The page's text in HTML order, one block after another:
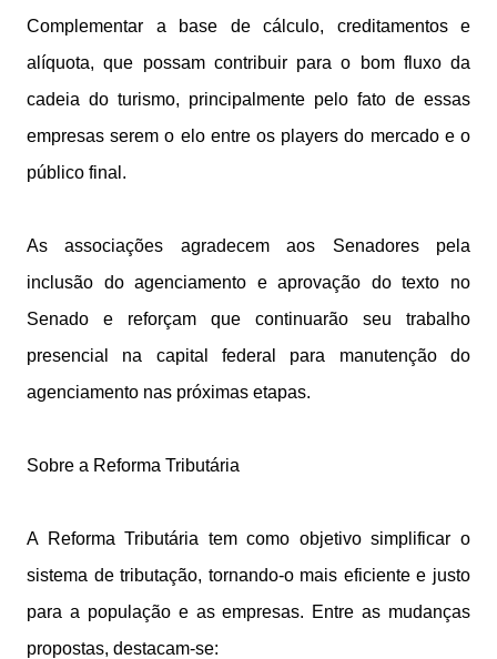
Complementar a base de cálculo, creditamentos e
alíquota, que possam contribuir para o bom fluxo da
cadeia do turismo, principalmente pelo fato de essas
empresas serem o elo entre os players do mercado e o
público final.
As associações agradecem aos Senadores pela
inclusão do agenciamento e aprovação do texto no
Senado e reforçam que continuarão seu trabalho
presencial na capital federal para manutenção do
agenciamento nas próximas etapas.
Sobre a Reforma Tributária
A Reforma Tributária tem como objetivo simplificar o
sistema de tributação, tornando-o mais eficiente e justo
para a população e as empresas. Entre as mudanças
propostas, destacam-se: